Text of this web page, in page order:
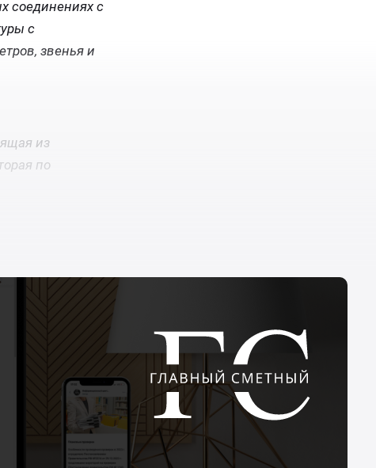
соединениях с
с
звенья и
из
по